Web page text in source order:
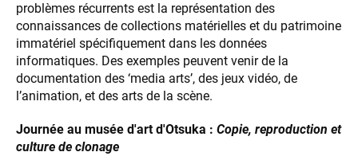
problèmes récurrents est la représentation des
connaissances de collections matérielles et du patrimoine
immatériel spécifiquement dans les données
informatiques. Des exemples peuvent venir de la
documentation des ‘media arts’, des jeux vidéo, de
l’animation, et des arts de la scène.
Journée au musée d'art d'Otsuka : Copie, reproduction et
culture de clonage